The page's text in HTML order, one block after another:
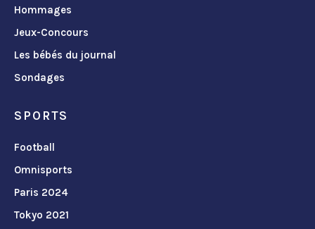
Hommages
Jeux-Concours
Les bébés du journal
Sondages
SPORTS
Football
Omnisports
Paris 2024
Tokyo 2021